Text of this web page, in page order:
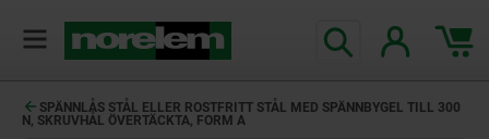
SPÄNNLÅS STÅL ELLER ROSTFRITT STÅL MED SPÄNNBYGEL TILL 300
N, SKRUVHÅL ÖVERTÄCKTA, FORM A